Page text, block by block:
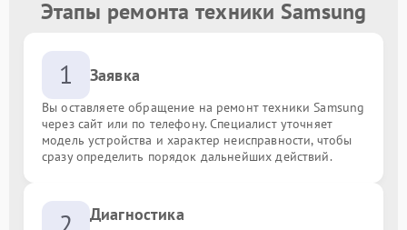
Этапы ремонта техники Samsung
1 Заявка
Вы оставляете обращение на ремонт техники Samsung
через сайт или по телефону. Специалист уточняет
модель устройства и характер неисправности, чтобы
сразу определить порядок дальнейших действий.
Диагностика